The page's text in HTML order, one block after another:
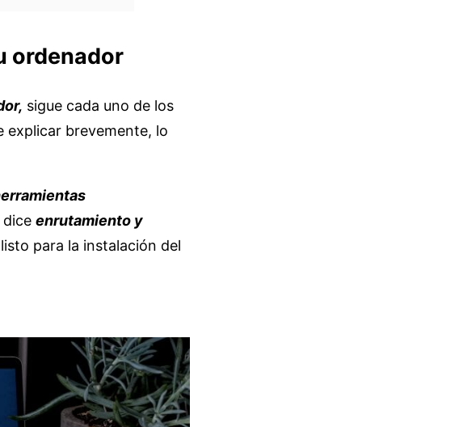
ordenador
sigue cada uno de los
explicar brevemente, lo
dice enrutamiento y
para la instalación del